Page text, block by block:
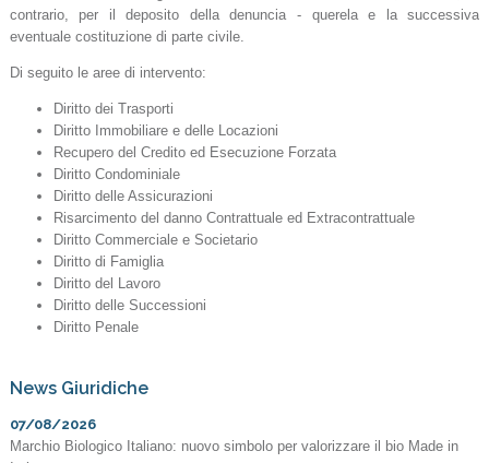
contrario, per il deposito della denuncia - querela e la successiva
eventuale costituzione di parte civile.
Di seguito le aree di intervento:
Diritto dei Trasporti
Diritto Immobiliare e delle Locazioni
Recupero del Credito ed Esecuzione Forzata
Diritto Condominiale
Diritto delle Assicurazioni
Risarcimento del danno Contrattuale ed Extracontrattuale
Diritto Commerciale e Societario
Diritto di Famiglia
Diritto del Lavoro
Diritto delle Successioni
Diritto Penale
News Giuridiche
07/08/2026
Marchio Biologico Italiano: nuovo simbolo per valorizzare il bio Made in